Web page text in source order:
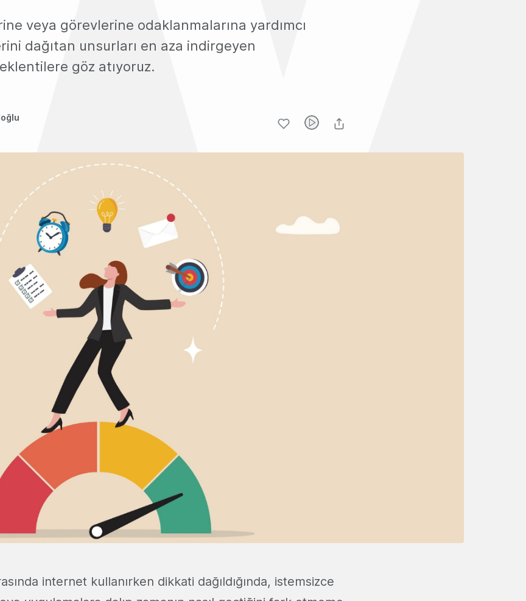
veya görevlerine odaklanmalarına yardımcı
dağıtan unsurları en aza indirgeyen
göz atıyoruz.
internet kullanırken dikkati dağıldığında, istemsizce